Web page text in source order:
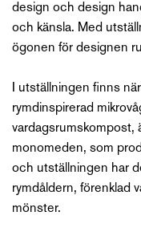
design och design
och känsla. Med
ögonen för designen
I utställningen finns
rymdinspirerad
vardagsrumskompost,
monomeden, som
och utställningen har
rymdåldern, förenklad
mönster.